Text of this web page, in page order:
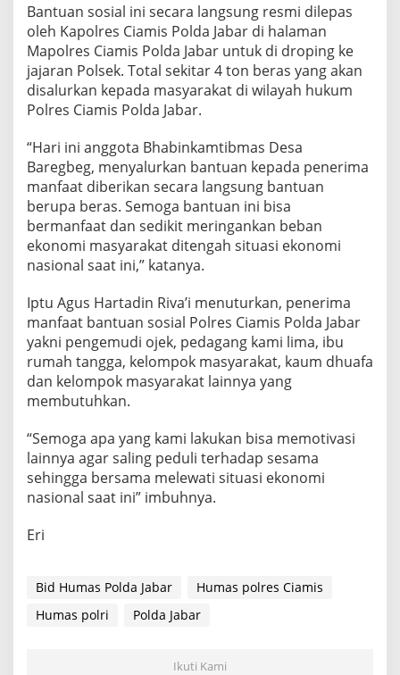
Bantuan sosial ini secara langsung resmi dilepas
oleh Kapolres Ciamis Polda Jabar di halaman
Mapolres Ciamis Polda Jabar untuk di droping ke
jajaran Polsek. Total sekitar 4 ton beras yang akan
disalurkan kepada masyarakat di wilayah hukum
Polres Ciamis Polda Jabar.
“Hari ini anggota Bhabinkamtibmas Desa
Baregbeg, menyalurkan bantuan kepada penerima
manfaat diberikan secara langsung bantuan
berupa beras. Semoga bantuan ini bisa
bermanfaat dan sedikit meringankan beban
ekonomi masyarakat ditengah situasi ekonomi
nasional saat ini,” katanya.
Iptu Agus Hartadin Riva’i menuturkan, penerima
manfaat bantuan sosial Polres Ciamis Polda Jabar
yakni pengemudi ojek, pedagang kami lima, ibu
rumah tangga, kelompok masyarakat, kaum dhuafa
dan kelompok masyarakat lainnya yang
membutuhkan.
“Semoga apa yang kami lakukan bisa memotivasi
lainnya agar saling peduli terhadap sesama
sehingga bersama melewati situasi ekonomi
nasional saat ini” imbuhnya.
Eri
Bid Humas Polda Jabar
Humas polres Ciamis
Humas polri
Polda Jabar
Ikuti Kami